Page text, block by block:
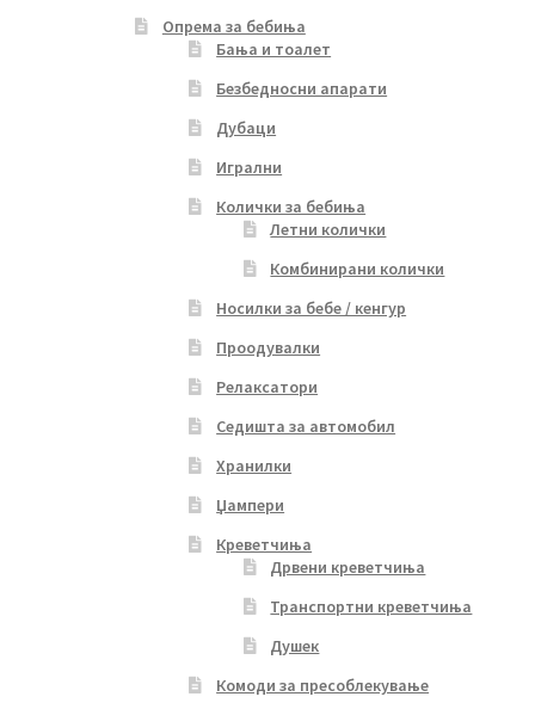
Опрема за бебиња
Бања и тоалет
Безбедносни апарати
Дубаци
Игрални
Колички за бебиња
Летни колички
Комбинирани колички
Носилки за бебе / кенгур
Проодувалки
Релаксатори
Седишта за автомобил
Хранилки
Џампери
Креветчиња
Дрвени креветчиња
Транспортни креветчиња
Душек
Комоди за пресоблекување